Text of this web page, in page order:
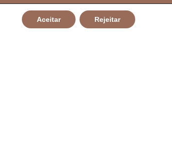
CÂMARA DE CAMPO
ALEGRE DE LOURDES
Aceitar Rejeitar